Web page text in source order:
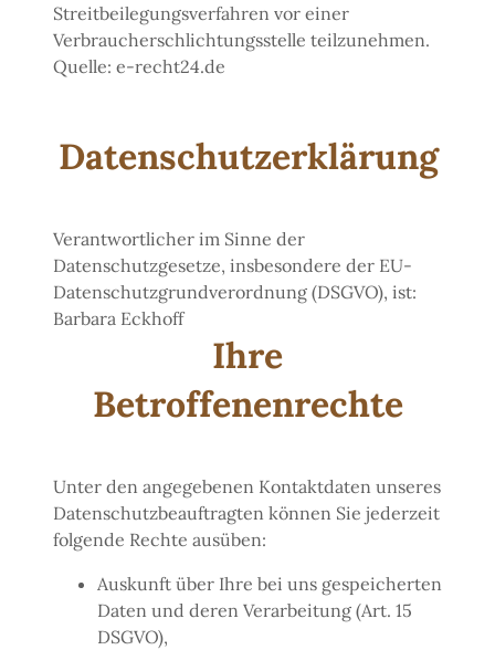
Streitbeilegungsverfahren vor einer
Verbraucherschlichtungsstelle teilzunehmen.
Quelle: e-recht24.de
Datenschutzerklärung
Verantwortlicher im Sinne der
Datenschutzgesetze, insbesondere der EU-
Datenschutzgrundverordnung (DSGVO), ist:
Barbara Eckhoff
Ihre
Betroffenenrechte
Unter den angegebenen Kontaktdaten unseres
Datenschutzbeauftragten können Sie jederzeit
folgende Rechte ausüben:
Auskunft über Ihre bei uns gespeicherten
Daten und deren Verarbeitung (Art. 15
DSGVO),